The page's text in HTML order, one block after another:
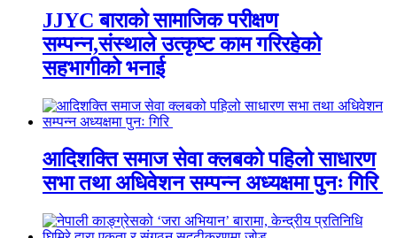
JJYC बाराको सामाजिक परीक्षण
सम्पन्न,संस्थाले उत्कृष्ट काम गरिरहेको
सहभागीको भनाई
आदिशक्ति समाज सेवा क्लबको पहिलो साधारण
सभा तथा अधिवेशन सम्पन्न अध्यक्षमा पुनः गिरि